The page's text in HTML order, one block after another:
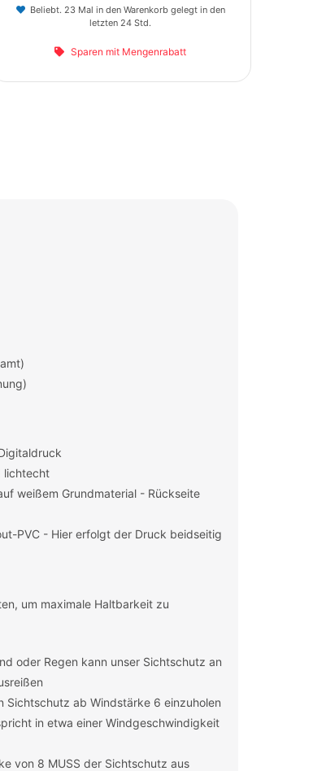
Beliebt. 23 Mal in den Warenkorb gelegt in den
letzten 24 Std.
Sparen mit Mengenrabatt
lichtecht
weißem Grundmaterial - Rückseite
PVC - Hier erfolgt der Druck beidseitig
um maximale Haltbarkeit zu
oder Regen kann unser Sichtschutz an
Sichtschutz ab Windstärke 6 einzuholen
in etwa einer Windgeschwindigkeit
von 8 MUSS der Sichtschutz aus